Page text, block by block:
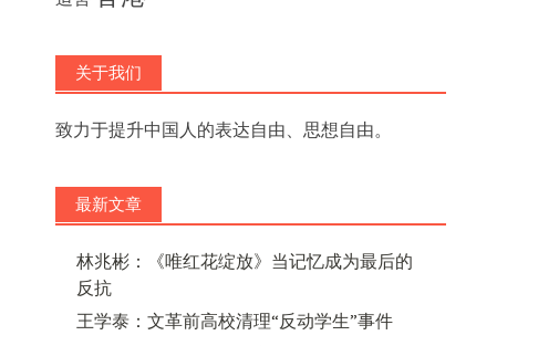
关于我们
致力于提升中国人的表达自由、思想自由。
最新文章
林兆彬：《唯红花绽放》当记忆成为最后的
反抗
王学泰：文革前高校清理“反动学生”事件